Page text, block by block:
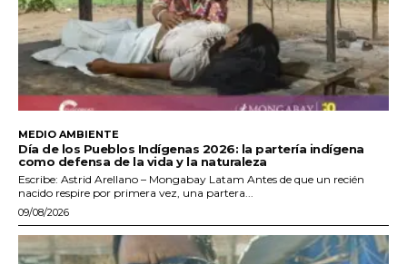
MEDIO AMBIENTE
Día de los Pueblos Indígenas 2026: la partería indígena
como defensa de la vida y la naturaleza
Escribe: Astrid Arellano – Mongabay Latam Antes de que un recién
nacido respire por primera vez, una partera...
09/08/2026